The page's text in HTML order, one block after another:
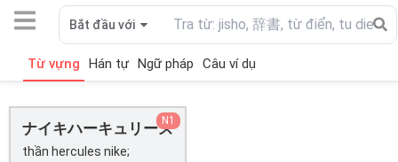
Bắt đầu với
Từ vựng Hán tự Ngữ pháp Câu ví dụ
ナイキハーキュリーズ
thần hercules nike;
N1